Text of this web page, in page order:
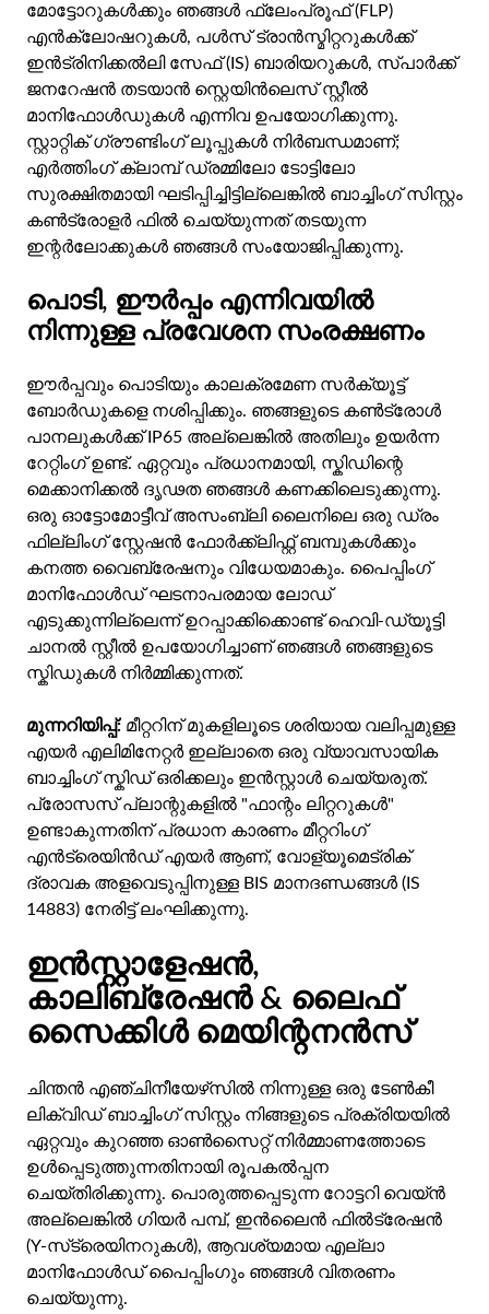
മോട്ടോറുകൾക്കും ഞങ്ങൾ ഫ്ലേംപ്രൂഫ് (FLP)
എൻക്ലോഷറുകൾ, പൾസ് ട്രാൻസ്മിറ്ററുകൾക്ക്
ഇൻട്രിനിക്കൽലി സേഫ് (IS) ബാരിയറുകൾ, സ്പാർക്ക്
ജനറേഷൻ തടയാൻ സ്റ്റെയിൻലെസ് സ്റ്റീൽ
മാനിഫോൾഡുകൾ എന്നിവ ഉപയോഗിക്കുന്നു.
സ്റ്റാറ്റിക് ഗ്രൗണ്ടിംഗ് ലൂപ്പുകൾ നിർബന്ധമാണ്;
എർത്തിംഗ് ക്ലാമ്പ് ഡ്രമ്മിലോ ടോട്ടിലോ
സുരക്ഷിതമായി ഘടിപ്പിച്ചിട്ടില്ലെങ്കിൽ ബാച്ചിംഗ് സിസ്റ്റം
കൺട്രോളർ ഫിൽ ചെയ്യുന്നത് തടയുന്ന
ഇന്റർലോക്കുകൾ ഞങ്ങൾ സംയോജിപ്പിക്കുന്നു.
പൊടി, ഈർപ്പം എന്നിവയിൽ
നിന്നുള്ള പ്രവേശന സംരക്ഷണം
ഈർപ്പവും പൊടിയും കാലക്രമേണ സർക്യൂട്ട്
ബോർഡുകളെ നശിപ്പിക്കും. ഞങ്ങളുടെ കൺട്രോൾ
പാനലുകൾക്ക് IP65 അല്ലെങ്കിൽ അതിലും ഉയർന്ന
റേറ്റിംഗ് ഉണ്ട്. ഏറ്റവും പ്രധാനമായി, സ്കിഡിന്റെ
മെക്കാനിക്കൽ ദൃഢത ഞങ്ങൾ കണക്കിലെടുക്കുന്നു.
ഒരു ഓട്ടോമോട്ടീവ് അസംബ്ലി ലൈനിലെ ഒരു ഡ്രം
ഫില്ലിംഗ് സ്റ്റേഷൻ ഫോർക്ക്ലിഫ്റ്റ് ബമ്പുകൾക്കും
കനത്ത വൈബ്രേഷനും വിധേയമാകും. പൈപ്പിംഗ്
മാനിഫോൾഡ് ഘടനാപരമായ ലോഡ്
എടുക്കുന്നില്ലെന്ന് ഉറപ്പാക്കിക്കൊണ്ട് ഹെവി-ഡ്യൂട്ടി
ചാനൽ സ്റ്റീൽ ഉപയോഗിച്ചാണ് ഞങ്ങൾ ഞങ്ങളുടെ
സ്കിഡുകൾ നിർമ്മിക്കുന്നത്.
മുന്നറിയിപ്പ്: മീറ്ററിന് മുകളിലൂടെ ശരിയായ വലിപ്പമുള്ള
എയർ എലിമിനേറ്റർ ഇല്ലാതെ ഒരു വ്യാവസായിക
ബാച്ചിംഗ് സ്കിഡ് ഒരിക്കലും ഇൻസ്റ്റാൾ ചെയ്യരുത്.
പ്രോസസ് പ്ലാന്റുകളിൽ "ഫാന്റം ലിറ്ററുകൾ"
ഉണ്ടാകുന്നതിന് പ്രധാന കാരണം മീറ്ററിംഗ്
എൻട്രെയിൻഡ് എയർ ആണ്, വോള്യൂമെട്രിക്
ദ്രാവക അളവെടുപ്പിനുള്ള BIS മാനദണ്ഡങ്ങൾ (IS
14883) നേരിട്ട് ലംഘിക്കുന്നു.
ഇൻസ്റ്റാളേഷൻ,
കാലിബ്രേഷൻ & ലൈഫ്
സൈക്കിൾ മെയിന്റനൻസ്
ചിന്തൻ എഞ്ചിനീയേഴ്‌സിൽ നിന്നുള്ള ഒരു ടേൺകീ
ലിക്വിഡ് ബാച്ചിംഗ് സിസ്റ്റം നിങ്ങളുടെ പ്രക്രിയയിൽ
ഏറ്റവും കുറഞ്ഞ ഓൺസൈറ്റ് നിർമ്മാണത്തോടെ
ഉൾപ്പെടുത്തുന്നതിനായി രൂപകൽപ്പന
ചെയ്‌തിരിക്കുന്നു. പൊരുത്തപ്പെടുന്ന റോട്ടറി വെയ്ൻ
അല്ലെങ്കിൽ ഗിയർ പമ്പ്, ഇൻലൈൻ ഫിൽട്രേഷൻ
(Y-സ്‌ട്രെയിനറുകൾ), ആവശ്യമായ എല്ലാ
മാനിഫോൾഡ് പൈപ്പിംഗും ഞങ്ങൾ വിതരണം
ചെയ്യുന്നു.